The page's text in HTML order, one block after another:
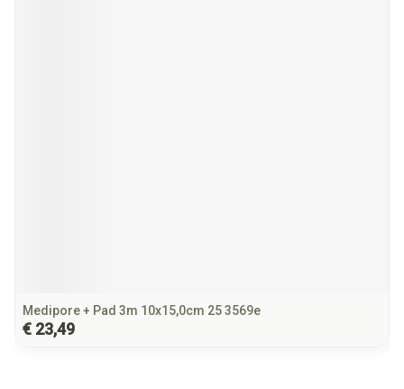
Medipore + Pad 3m 10x15,0cm 25 3569e
€ 23,49